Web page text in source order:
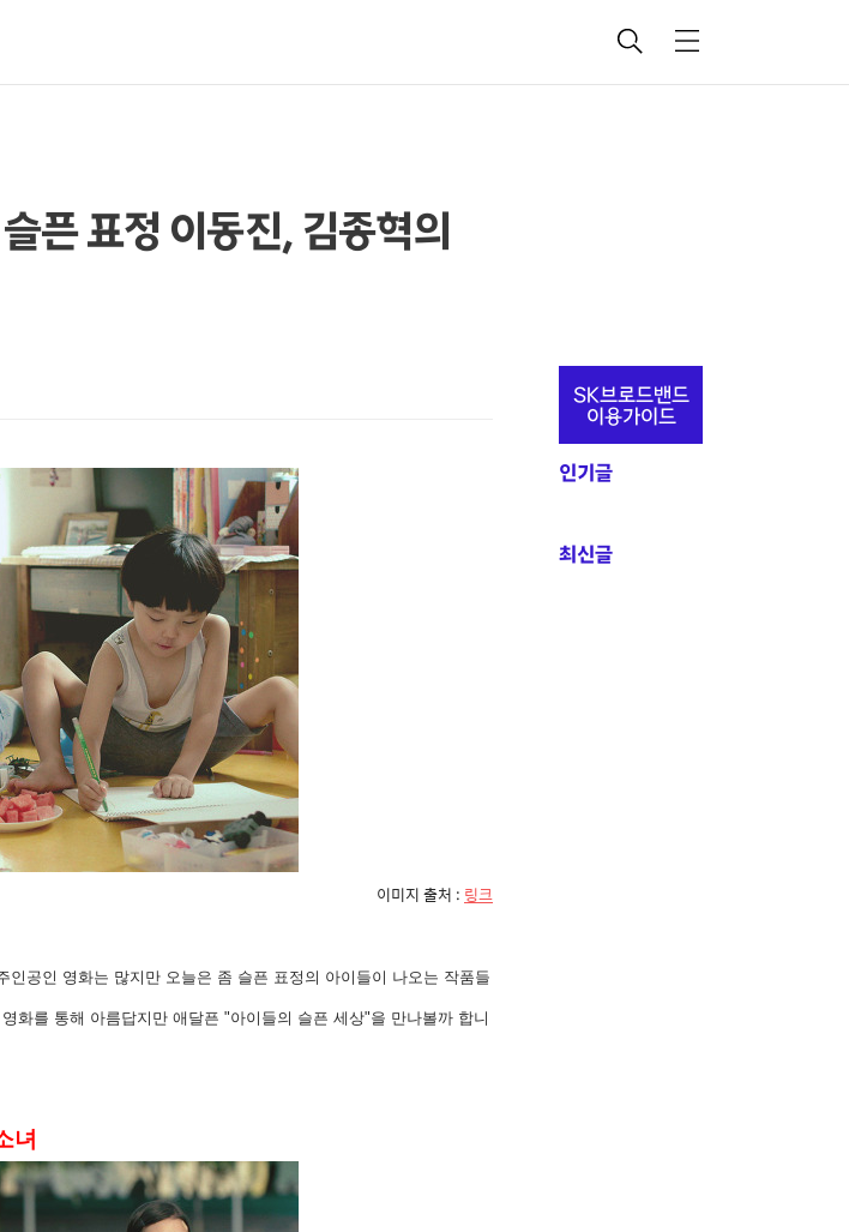
검
메
픈 표정 이동진, 김종혁의
이미지 출처 : 링크
공인 영화는 많지만 오늘은 좀 슬픈 표정의 아이들이 나오는 작품들
화를 통해 아름답지만 애달픈 "아이들의 슬픈 세상"을 만나볼까 합니
녀
추
정
보
SK브로드밴드
이용가이드
인기글
최신글